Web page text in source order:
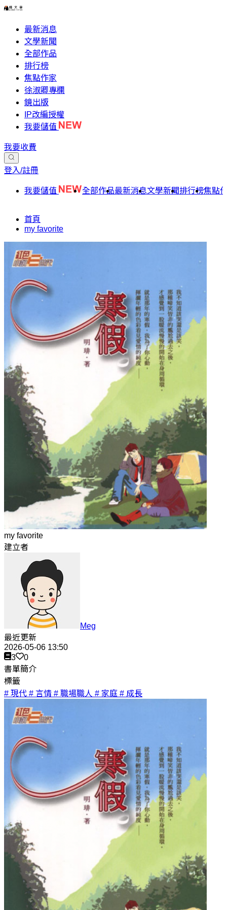
最新消息
文學新聞
全部作品
排行榜
焦點作家
徐淑卿專欄
鏡出版
IP改編授權
我要儲值
我要收費
登入/註冊
我要儲值 全部作品最新消息文學新聞排行榜焦點
首頁
my favorite
my favorite
建立者
Meg
最近更新
2026-05-06 13:50
3
0
書單簡介
標籤
# 現代 # 言情 # 職場職人 # 家庭 # 成長